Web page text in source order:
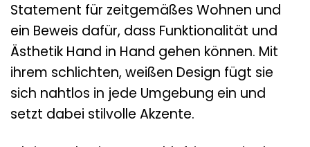
Statement für zeitgemäßes Wohnen und
ein Beweis dafür, dass Funktionalität und
Ästhetik Hand in Hand gehen können. Mit
ihrem schlichten, weißen Design fügt sie
sich nahtlos in jede Umgebung ein und
setzt dabei stilvolle Akzente.